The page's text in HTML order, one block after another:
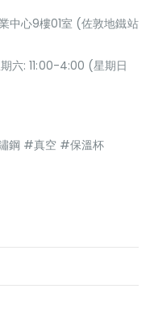
中心9樓01室 (佐敦地鐵站
六: 11:00-4:00 (星期日
鋼 #真空 #保溫杯